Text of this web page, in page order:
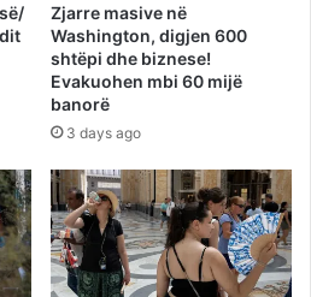
Zjarre masive në
Washington, digjen 600
shtëpi dhe biznese!
Evakuohen mbi 60 mijë
banorë
3 days ago